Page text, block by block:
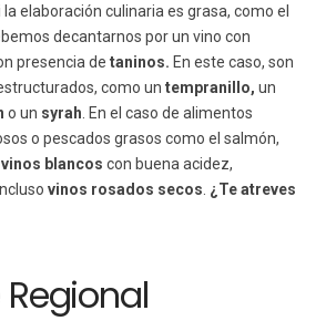
elaboración culinaria es grasa, como el
decantarnos por un vino con
presencia de taninos. En este caso, son
como un tempranillo, un
o un syrah . En el caso de alimentos
o pescados grasos como el salmón,
vinos blancos con buena acidez,
vinos rosados secos ¿Te atreves